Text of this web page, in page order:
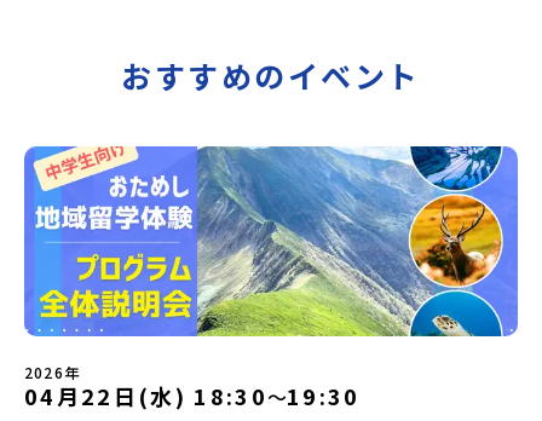
おすすめのイベント
2026年
04月22日(水) 18:30〜19:30